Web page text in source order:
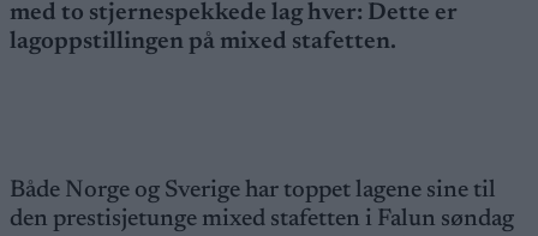
med to stjernespekkede lag hver: Dette er
lagoppstillingen på mixed stafetten.
Både Norge og Sverige har toppet lagene sine til
den prestisjetunge mixed stafetten i Falun søndag